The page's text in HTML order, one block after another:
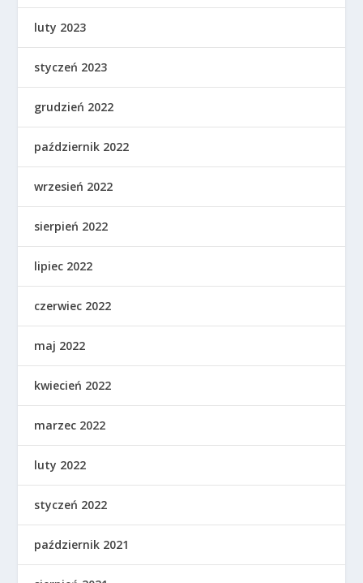
luty 2023
styczeń 2023
grudzień 2022
październik 2022
wrzesień 2022
sierpień 2022
lipiec 2022
czerwiec 2022
maj 2022
kwiecień 2022
marzec 2022
luty 2022
styczeń 2022
październik 2021